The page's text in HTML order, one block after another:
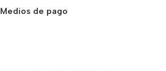
Medios de pago